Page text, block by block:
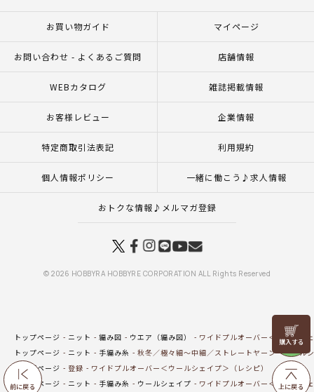
前に戻る
リリヤン
フェア
上に戻る
お買い物ガイド マイページ
お問い合わせ - よくあるご質問 店舗情報
WEBカタログ 雑誌掲載情報
お客様レビュー 企業情報
特定商取引法表記 利用規約
個人情報ポリシー 一緒に働こう♪求人情報
おトクな情報♪メルマガ登録
© 2026 HOBBYRA HOBBYRE CORPORATION ALL Rights Reserved
トップページ ニット 編み図 ウエア（編み図）
ワイドプルオーバー＜ウールシ
トップページ
ニット 手編み糸 秋冬／極々細～中細／ストレートヤーン ウール
トップページ
登録
ワイドプルオーバー＜ウールシェイプ＞（レシピ）
トップページ
ニット 手編み糸 ウールシェイプ ワイドプルオーバー＜ウールシ